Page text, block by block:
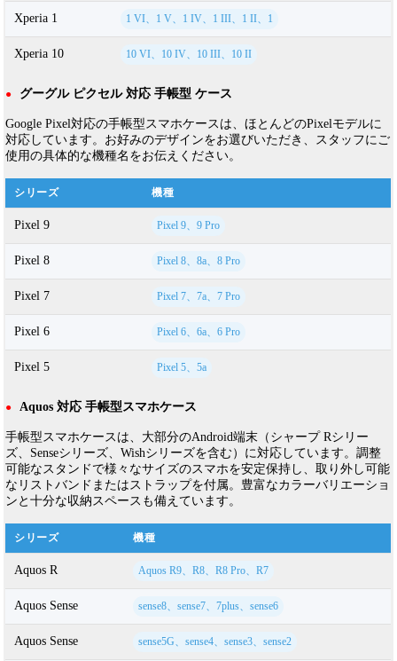
Xperia 1 1 VI、1 V、1 IV、1 III、1 II、1
Xperia 10 10 VI、10 IV、10 III、10 II
● グーグル ピクセル 対応 手帳型 ケース
Google Pixel対応の手帳型スマホケースは、ほとんどのPixelモデルに
対応しています。お好みのデザインをお選びいただき、スタッフにご
使用の具体的な機種名をお伝えください。
シリーズ 機種
Pixel 9 Pixel 9、9 Pro
Pixel 8 Pixel 8、8a、8 Pro
Pixel 7 Pixel 7、7a、7 Pro
Pixel 6 Pixel 6、6a、6 Pro
Pixel 5 Pixel 5、5a
●Aquos 対応 手帳型スマホケース
手帳型スマホケースは、大部分のAndroid端末（シャープ Rシリー
ズ、Senseシリーズ、Wishシリーズを含む）に対応しています。調整
可能なスタンドで様々なサイズのスマホを安定保持し、取り外し可能
なリストバンドまたはストラップを付属。豊富なカラーバリエーショ
ンと十分な収納スペースも備えています。
シリーズ 機種
Aquos R Aquos R9、R8、R8 Pro、R7
Aquos Sense sense8、sense7、7plus、sense6
Aquos Sense sense5G、sense4、sense3、sense2